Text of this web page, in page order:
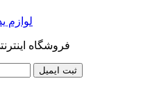
فروشگاه
ثبت ایمیل